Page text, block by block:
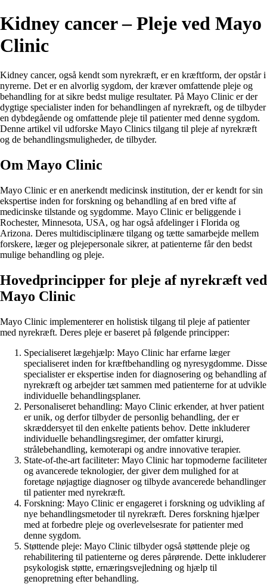
Kidney cancer – Pleje ved Mayo
Clinic
Kidney cancer, også kendt som nyrekræft, er en kræftform, der opstår i
nyrerne. Det er en alvorlig sygdom, der kræver omfattende pleje og
behandling for at sikre bedst mulige resultater. På Mayo Clinic er der
dygtige specialister inden for behandlingen af nyrekræft, og de tilbyder
en dybdegående og omfattende pleje til patienter med denne sygdom.
Denne artikel vil udforske Mayo Clinics tilgang til pleje af nyrekræft
og de behandlingsmuligheder, de tilbyder.
Om Mayo Clinic
Mayo Clinic er en anerkendt medicinsk institution, der er kendt for sin
ekspertise inden for forskning og behandling af en bred vifte af
medicinske tilstande og sygdomme. Mayo Clinic er beliggende i
Rochester, Minnesota, USA, og har også afdelinger i Florida og
Arizona. Deres multidisciplinære tilgang og tætte samarbejde mellem
forskere, læger og plejepersonale sikrer, at patienterne får den bedst
mulige behandling og pleje.
Hovedprincipper for pleje af nyrekræft ved
Mayo Clinic
Mayo Clinic implementerer en holistisk tilgang til pleje af patienter
med nyrekræft. Deres pleje er baseret på følgende principper:
Specialiseret lægehjælp: Mayo Clinic har erfarne læger
specialiseret inden for kræftbehandling og nyresygdomme. Disse
specialister er ekspertise inden for diagnosering og behandling af
nyrekræft og arbejder tæt sammen med patienterne for at udvikle
individuelle behandlingsplaner.
Personaliseret behandling: Mayo Clinic erkender, at hver patient
er unik, og derfor tilbyder de personlig behandling, der er
skræddersyet til den enkelte patients behov. Dette inkluderer
individuelle behandlingsregimer, der omfatter kirurgi,
strålebehandling, kemoterapi og andre innovative terapier.
State-of-the-art faciliteter: Mayo Clinic har topmoderne faciliteter
og avancerede teknologier, der giver dem mulighed for at
foretage nøjagtige diagnoser og tilbyde avancerede behandlinger
til patienter med nyrekræft.
Forskning: Mayo Clinic er engageret i forskning og udvikling af
nye behandlingsmetoder til nyrekræft. Deres forskning hjælper
med at forbedre pleje og overlevelsesrate for patienter med
denne sygdom.
Støttende pleje: Mayo Clinic tilbyder også støttende pleje og
rehabilitering til patienterne og deres pårørende. Dette inkluderer
psykologisk støtte, ernæringsvejledning og hjælp til
genopretning efter behandling.